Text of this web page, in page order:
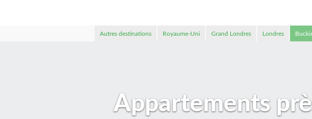
Autres destinations Royaume-Uni Grand Londres Londres
Appartements